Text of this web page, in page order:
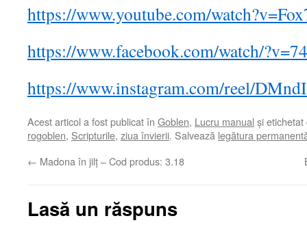
https://www.youtube.com/
https://www.facebook.com/watch/
https://www.instagram.com/reel/
Acest articol a fost publicat în Goblen, Lucru manual și
rogoblen, Scripturile, ziua învierii. Salvează legătura
← Madona în jilț – Cod produs: 3.18
Lasă un răspuns